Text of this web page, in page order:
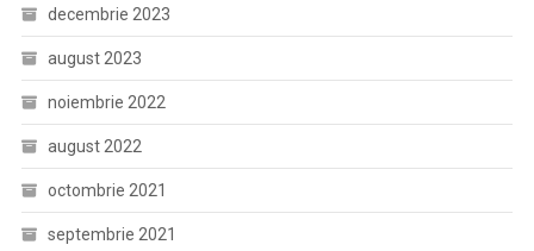
decembrie 2023
august 2023
noiembrie 2022
august 2022
octombrie 2021
septembrie 2021